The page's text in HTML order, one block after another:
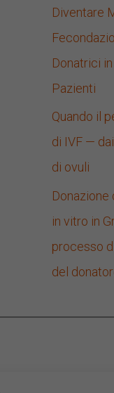
Diventare
Donatrici
Pazienti
Quando il
di IVF —
di ovuli
in vitro in
processo
del